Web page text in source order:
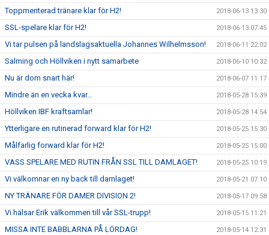
Toppmeriterad tränare klar för H2! 2018-06-13 13:30
SSL-spelare klar för H2! 2018-06-13 07:45
Vi tar pulsen på landslagsaktuella Johannes Wilhelmsson! 2018-06-11 22:02
Salming och Höllviken i nytt samarbete 2018-06-10 10:32
Nu är dom snart här! 2018-06-07 11:17
Mindre än en vecka kvar… 2018-05-28 15:39
Höllviken IBF kraftsamlar! 2018-05-28 14:54
Ytterligare en rutinerad forward klar för H2! 2018-05-25 15:30
Målfarlig forward klar för H2! 2018-05-25 15:00
VASS SPELARE MED RUTIN FRÅN SSL TILL DAMLAGET! 2018-05-25 10:19
Vi välkomnar en ny back till damlaget! 2018-05-21 07:10
NY TRÄNARE FÖR DAMER DIVISION 2! 2018-05-17 09:58
Vi hälsar Erik välkommen till vår SSL-trupp! 2018-05-15 11:21
MISSA INTE BABBLARNA PÅ LÖRDAG! 2018-05-14 12:31